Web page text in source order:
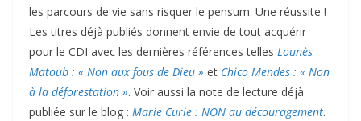
les parcours de vie sans risquer le pensum. Une réussite !
Les titres déjà publiés donnent envie de tout acquérir
pour le CDI avec les dernières références telles Lounès
Matoub : « Non aux fous de Dieu » et Chico Mendes : « Non
à la déforestation ». Voir aussi la note de lecture déjà
publiée sur le blog : Marie Curie : NON au découragement.